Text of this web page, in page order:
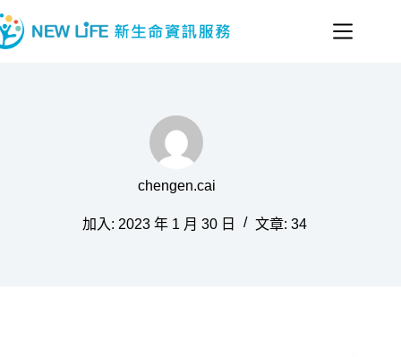
跳
至
主
chengen.cai
加入: 2023 年 1 月 30 日 文章: 34